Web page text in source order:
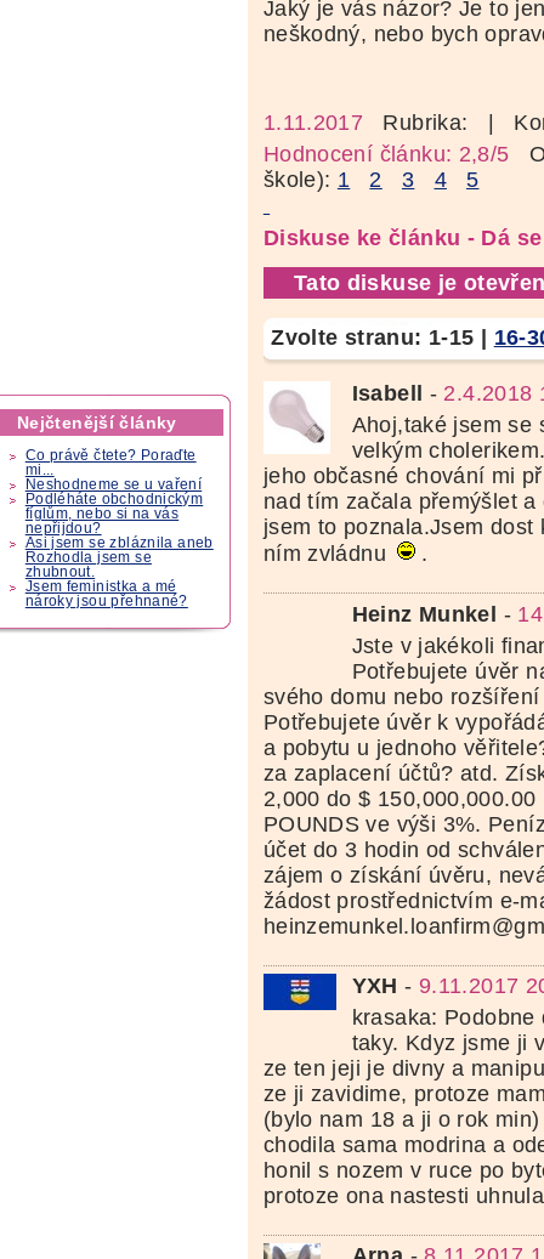
Nejčtenější články
Co právě čtete? Poraďte
mi...
Neshodneme se u vaření
Podléháte obchodnickým
fíglům, nebo si na vás
nepřijdou?
Asi jsem se zbláznila aneb
Rozhodla jsem se
zhubnout.
Jsem feministka a mé
nároky jsou přehnané?
Jaký je vás názor? Je to
neškodný, nebo bych
1.11.2017 Rubrika:
|
Hodnocení článku: 2,8/5
škole): 1 2 3 4 5
Diskuse ke článku - Dá
Tato diskuse je
Zvolte stranu: 1-15 | 16-
Isabell - 2.4.2018
Ahoj,také jsem se
velkým
jeho občasné chování mi
nad tím začala přemýšlet
jsem to poznala.Jsem dost
ním zvládnu
.
Heinz Munkel -
Jste v jakékoli
Potřebujete úvěr
svého domu nebo
Potřebujete úvěr k
a pobytu u jednoho
za zaplacení účtů? atd.
2,000 do $ 150,000,000.00
POUNDS ve výši 3%.
účet do 3 hodin od
zájem o získání úvěru,
žádost prostřednictvím e-
YXH - 9.11.2017
krasaka:
taky. Kdyz jsme ji
ze ten jeji je divny a
ze ji zavidime, protoze
(bylo nam 18 a ji o rok
chodila sama modrina a
honil s nozem v ruce po
protoze ona nastesti